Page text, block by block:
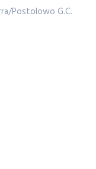
Postolowo G.C.